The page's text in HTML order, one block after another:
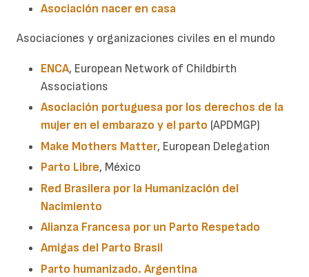
Asociación nacer en casa
Asociaciones y organizaciones civiles en el mundo
ENCA, European Network of Childbirth
Associations
Asociación portuguesa por los derechos de la
mujer en el embarazo y el parto (APDMGP)
Make Mothers Matter, European Delegation
Parto Libre, México
Red Brasilera por la Humanización del
Nacimiento
Alianza Francesa por un Parto Respetado
Amigas del Parto Brasil
Parto humanizado. Argentina